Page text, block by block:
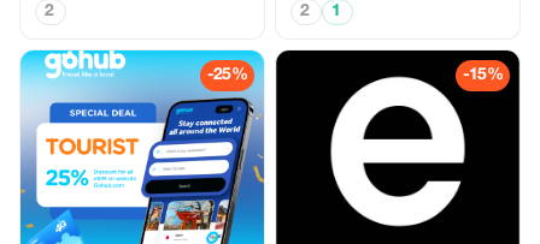
2 2 1
-25% -15%